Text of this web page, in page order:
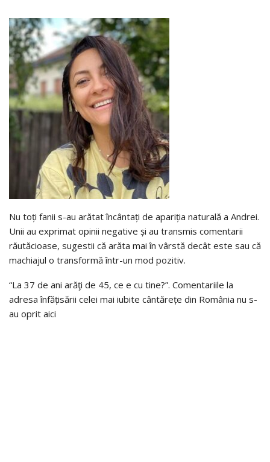
Nu toți fanii s-au arătat încântați de apariția naturală a Andrei.
Unii au exprimat opinii negative și au transmis comentarii
răutăcioase, sugestii că arăta mai în vârstă decât este sau că
machiajul o transformă într-un mod pozitiv.
“La 37 de ani arăţi de 45, ce e cu tine?”. Comentariile la
adresa înfățisării celei mai iubite cântărețe din România nu s-
au oprit aici